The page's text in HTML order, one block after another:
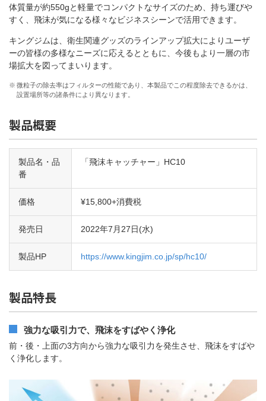
体質量が約550gと軽量でコンパクトなサイズのため、持ち運びや
すく、飛沫が気になる様々なビジネスシーンで活用できます。
キングジムは、衛生関連グッズのラインアップ拡大によりユーザ
ーの皆様の多様なニーズに応えるとともに、今後もより一層の市
場拡大を図ってまいります。
※ 微粒子の除去率はフィルターの性能であり、本製品でこの程度除去できるかは、
設置場所等の諸条件により異なります。
製品概要
製品名・品
番
「飛沫キャッチャー」HC10
価格 ¥15,800+消費税
発売日 2022年7月27日(水)
製品HP https://www.kingjim.co.jp/sp/hc10/
製品特長
強力な吸引力で、飛沫をすばやく浄化
前・後・上面の3方向から強力な吸引力を発生させ、飛沫をすばや
く浄化します。